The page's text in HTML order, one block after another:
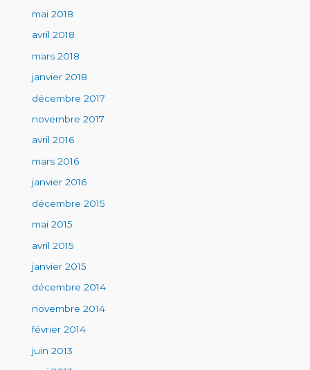
mai 2018
avril 2018
mars 2018
janvier 2018
décembre 2017
novembre 2017
avril 2016
mars 2016
janvier 2016
décembre 2015
mai 2015
avril 2015
janvier 2015
décembre 2014
novembre 2014
février 2014
juin 2013